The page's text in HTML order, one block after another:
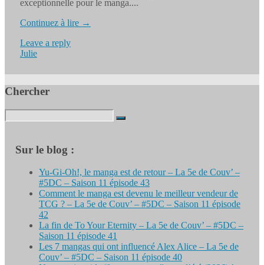
exceptionnelle pour le manga....
Continuez à lire →
Leave a reply
Julie
Chercher
Search
for:
Sur le blog :
Yu-Gi-Oh!, le manga est de retour – La 5e de Couv’ –
#5DC – Saison 11 épisode 43
Comment le manga est devenu le meilleur vendeur de
TCG ? – La 5e de Couv’ – #5DC – Saison 11 épisode
42
La fin de To Your Eternity – La 5e de Couv’ – #5DC –
Saison 11 épisode 41
Les 7 mangas qui ont influencé Alex Alice – La 5e de
Couv’ – #5DC – Saison 11 épisode 40